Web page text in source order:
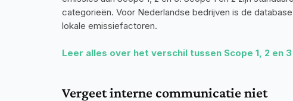
categorieën. Voor Nederlandse bedrijven is de
lokale emissiefactoren.
Leer alles over het verschil tussen Scope 1, 2 en
Vergeet interne communicatie niet